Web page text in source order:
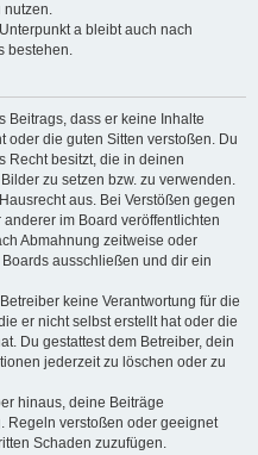
nutzen.
a bleibt auch nach
bestehen.
Beitrags, dass er keine Inhalte
oder die guten Sitten verstoßen. Du
Recht besitzt, die in deinen
zu setzen bzw. zu verwenden.
aus. Bei Verstößen gegen
im Board veröffentlichten
Abmahnung zeitweise oder
ausschließen und dir ein
keine Verantwortung für die
er nicht selbst erstellt hat oder die
Du gestattest dem Betreiber, dein
jederzeit zu löschen oder zu
hinaus, deine Beiträge
Regeln verstoßen oder geeignet
Schaden zuzufügen.